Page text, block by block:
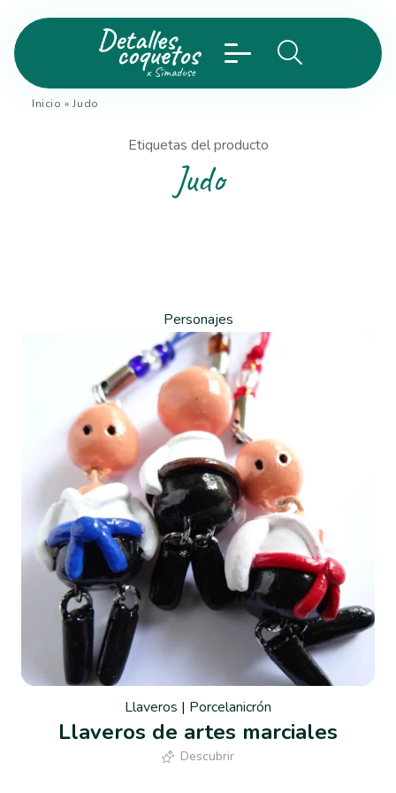
Inicio »Judo
Etiquetas del producto
Judo
Personajes
Llaveros | Porcelanicrón
Llaveros de artes marciales
Descubrir